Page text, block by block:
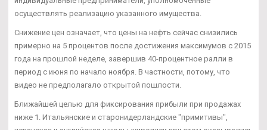
осуществлять реализацию указанного имущества.
Снижение цен означает, что цены на нефть сейчас снизились
примерно на 5 процентов после достижения максимумов с 2015
года на прошлой неделе, завершив 40-процентное ралли в
период с июня по начало ноября. В частности, потому, что
видео не предполагало открытой пошлости.
Ближайшей целью для фиксирования прибыли при продажах
ниже 1. Итальянские и старонидерландские "примитивы",